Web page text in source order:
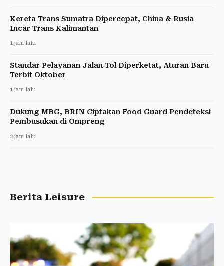
Kereta Trans Sumatra Dipercepat, China & Rusia
Incar Trans Kalimantan
1 jam lalu
Standar Pelayanan Jalan Tol Diperketat, Aturan Baru
Terbit Oktober
1 jam lalu
Dukung MBG, BRIN Ciptakan Food Guard Pendeteksi
Pembusukan di Ompreng
2 jam lalu
Berita Leisure